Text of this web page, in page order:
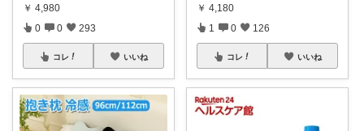
￥ 4,980
0 0 293
コレ いいね
￥ 4,180
1 0 126
コレ いいね